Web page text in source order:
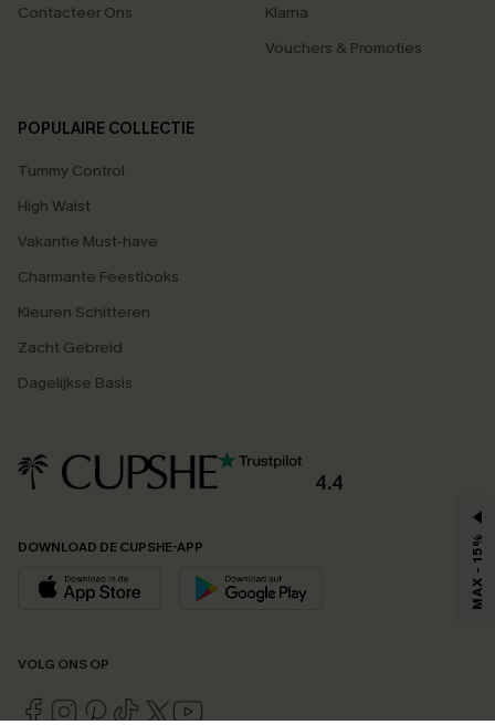
Contacteer Ons
Klarna
Vouchers & Promoties
POPULAIRE COLLECTIE
Tummy Control
High Waist
Vakantie Must-have
Charmante Feestlooks
Kleuren Schitteren
Zacht Gebreid
Dagelijkse Basis
4.4
DOWNLOAD DE CUPSHE-APP
VOLG ONS OP
MAX - 15%